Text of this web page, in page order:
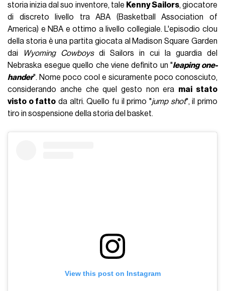
storia inizia dal suo inventore, tale Kenny Sailors, giocatore
di discreto livello tra ABA (Basketball Association of
America) e NBA e ottimo a livello collegiale. L'episodio clou
della storia è una partita giocata al Madison Square Garden
dai
Wyoming Cowboysdi Sailors in cui la guardia del
Nebraska esegue quello che viene definito un "leaping one-
hander". Nome poco cool e sicuramente poco conosciuto,
considerando anche che quel gesto non era mai stato
visto o fatto da altri. Quello fu il primo "jump shot", il primo
tiro in sospensione della storia del basket.
View this post on Instagram